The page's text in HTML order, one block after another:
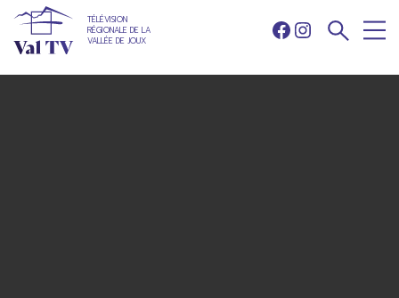
TÉLÉVISION
RÉGIONALE DE LA
VALLÉE DE JOUX
Facebook
Instagram